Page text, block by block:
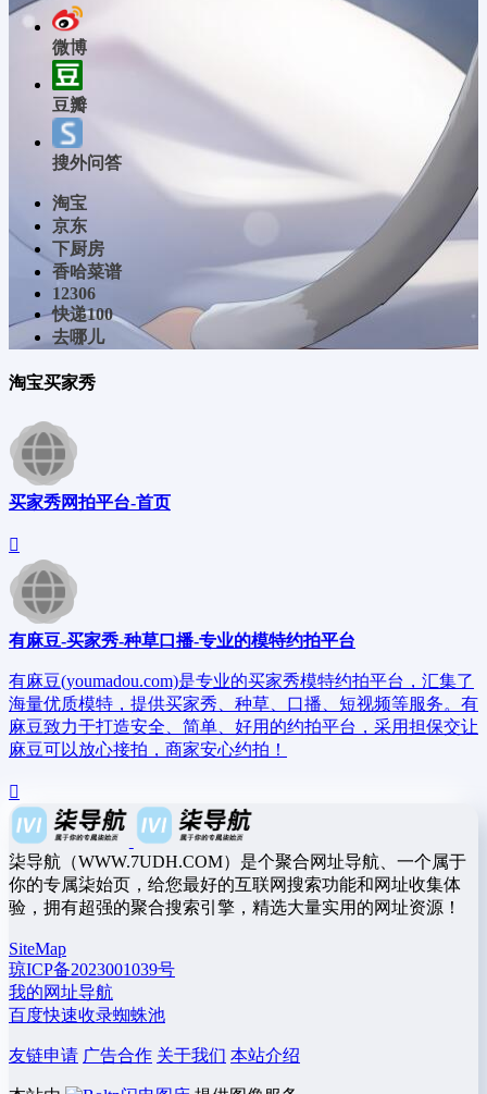
微博
豆瓣
搜外问答
淘宝
京东
下厨房
香哈菜谱
12306
快递100
去哪儿
淘宝买家秀
买家秀网拍平台-首页
有麻豆-买家秀-种草口播-专业的模特约拍平台
有麻豆(youmadou.com)是专业的买家秀模特约拍平台，汇集了
海量优质模特，提供买家秀、种草、口播、短视频等服务。有
麻豆致力于打造安全、简单、好用的约拍平台，采用担保交让
麻豆可以放心接拍，商家安心约拍！
柒导航（WWW.7UDH.COM）是个聚合网址导航、一个属于
你的专属柒始页，给您最好的互联网搜索功能和网址收集体
验，拥有超强的聚合搜索引擎，精选大量实用的网址资源！
SiteMap
琼ICP备2023001039号
我的网址导航
百度快速收录蜘蛛池
友链申请 广告合作 关于我们 本站介绍